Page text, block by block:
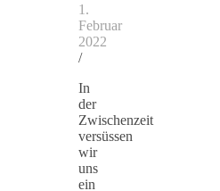
1.
Februar
2022
/
In
der
Zwischenzeit
versüssen
wir
uns
ein